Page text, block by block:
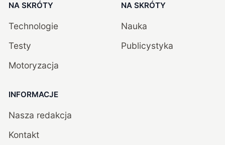
NA SKRÓTY
Technologie
Testy
Motoryzacja
NA SKRÓTY
Nauka
Publicystyka
INFORMACJE
Nasza redakcja
Kontakt